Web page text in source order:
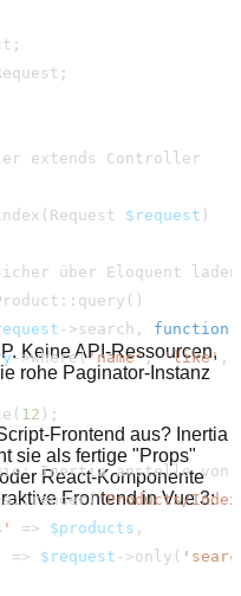
;
;
( Request $request )
( )
- > search, function
- >where('name', 'like' ,
( 12 ) ;
Inertia anstelle von
('Products/​
=> $products
=> $request - >only (
Keine API-Ressourcen,
rohe Paginator-Instanz
Frontend aus? Inertia
sie als fertige "Props"
React-Komponente
Frontend in Vue 3: